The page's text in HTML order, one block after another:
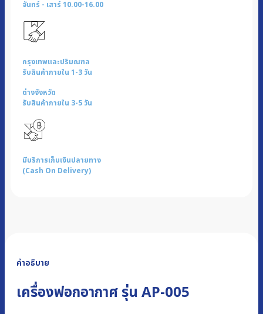
จันทร์ - เสาร์ 10.00-16.00
กรุงเทพและปริมณฑล
รับสินค้าภายใน 1-3 วัน
ต่างจังหวัด
รับสินค้าภายใน 3-5 วัน
มีบริการเก็บเงินปลายทาง
(Cash On Delivery)
คำอธิบาย
เครื่องฟอกอากาศ รุ่น AP-005